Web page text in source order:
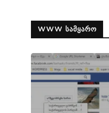
WWW ᲡᲐᲛᲧᲐᲠᲝ